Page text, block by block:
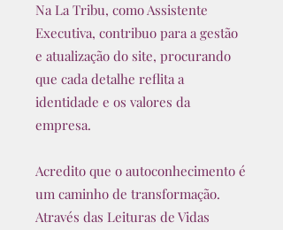
Na La Tribu, como Assistente
Executiva, contribuo para a gestão
e atualização do site, procurando
que cada detalhe reflita a
identidade e os valores da
empresa.
Acredito que o autoconhecimento é
um caminho de transformação.
Através das Leituras de Vidas